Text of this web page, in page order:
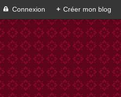
Connexion + Créer mon blog